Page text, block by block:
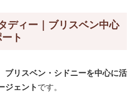
ディー｜ブリスベン中心
ト
ブリスベン・シドニーを中心に活
ジェント です。